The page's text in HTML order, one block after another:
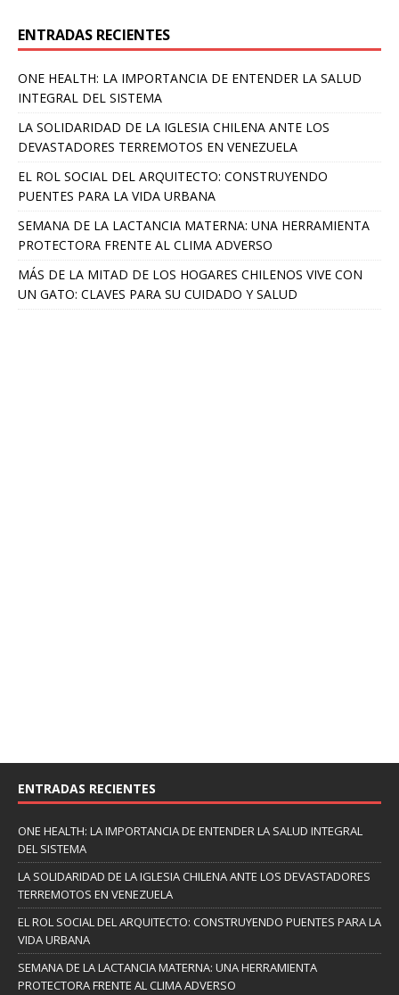
ENTRADAS RECIENTES
ONE HEALTH: LA IMPORTANCIA DE ENTENDER LA SALUD
INTEGRAL DEL SISTEMA
LA SOLIDARIDAD DE LA IGLESIA CHILENA ANTE LOS
DEVASTADORES TERREMOTOS EN VENEZUELA
EL ROL SOCIAL DEL ARQUITECTO: CONSTRUYENDO
PUENTES PARA LA VIDA URBANA
SEMANA DE LA LACTANCIA MATERNA: UNA HERRAMIENTA
PROTECTORA FRENTE AL CLIMA ADVERSO
MÁS DE LA MITAD DE LOS HOGARES CHILENOS VIVE CON
UN GATO: CLAVES PARA SU CUIDADO Y SALUD
ENTRADAS RECIENTES
ONE HEALTH: LA IMPORTANCIA DE ENTENDER LA SALUD INTEGRAL
DEL SISTEMA
LA SOLIDARIDAD DE LA IGLESIA CHILENA ANTE LOS DEVASTADORES
TERREMOTOS EN VENEZUELA
EL ROL SOCIAL DEL ARQUITECTO: CONSTRUYENDO PUENTES PARA LA
VIDA URBANA
SEMANA DE LA LACTANCIA MATERNA: UNA HERRAMIENTA
PROTECTORA FRENTE AL CLIMA ADVERSO